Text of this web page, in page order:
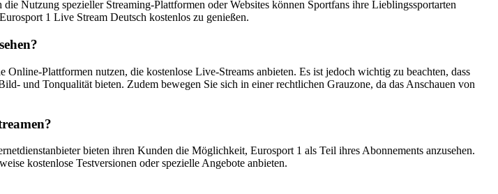
Nutzung spezieller Streaming-Plattformen oder Websites können Sportfans ihre Lieblingssportarten
1 Live Stream Deutsch kostenlos zu genießen.
Plattformen nutzen, die kostenlose Live-Streams anbieten. Es ist jedoch wichtig zu beachten, dass
und Tonqualität bieten. Zudem bewegen Sie sich in einer rechtlichen Grauzone, da das Anschauen von
bieten ihren Kunden die Möglichkeit, Eurosport 1 als Teil ihres Abonnements anzusehen.
kostenlose Testversionen oder spezielle Angebote anbieten.